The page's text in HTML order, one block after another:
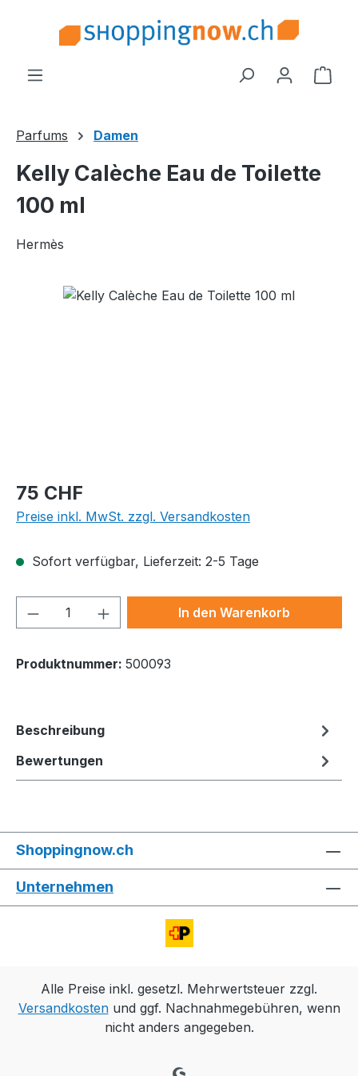
Zum Hauptinhalt springen
Parfums Damen
Kelly Calèche Eau de Toilette
100 ml
Hermès
Bildergalerie überspringen
Regulärer Preis:
75 CHF
Preise inkl. MwSt. zzgl. Versandkosten
Sofort verfügbar, Lieferzeit: 2-5 Tage
Produkt Anzahl: Gib denIn den Warenkorb
Produktnummer: 500093
Beschreibung
Bewertungen
Shoppingnow.ch
Unternehmen
Alle Preise inkl. gesetzl. Mehrwertsteuer zzgl.
Versandkostenund ggf. Nachnahmegebühren, wenn
nicht anders angegeben.